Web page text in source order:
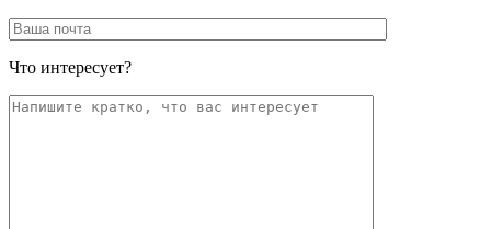
Что интересует?